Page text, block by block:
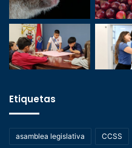
Etiquetas
asamblea legislativa CCSS